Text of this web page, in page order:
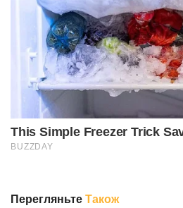
ПерегляньтеТакож